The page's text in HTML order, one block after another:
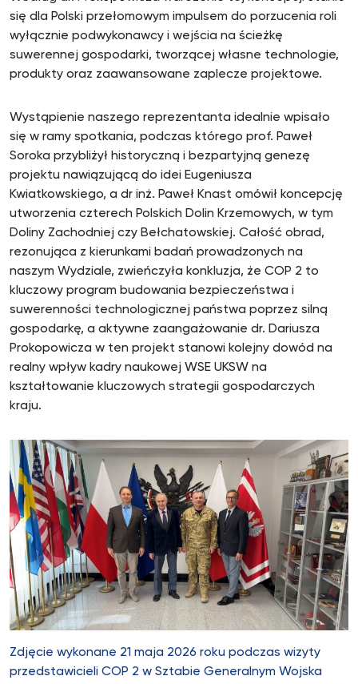
się dla Polski przełomowym impulsem do porzucenia roli
wyłącznie podwykonawcy i wejścia na ścieżkę
suwerennej gospodarki, tworzącej własne technologie,
produkty oraz zaawansowane zaplecze projektowe.
Wystąpienie naszego reprezentanta idealnie wpisało
się w ramy spotkania, podczas którego prof. Paweł
Soroka przybliżył historyczną i bezpartyjną genezę
projektu nawiązującą do idei Eugeniusza
Kwiatkowskiego, a dr inż. Paweł Knast omówił koncepcję
utworzenia czterech Polskich Dolin Krzemowych, w tym
Doliny Zachodniej czy Bełchatowskiej. Całość obrad,
rezonująca z kierunkami badań prowadzonych na
naszym Wydziale, zwieńczyła konkluzja, że COP 2 to
kluczowy program budowania bezpieczeństwa i
suwerenności technologicznej państwa poprzez silną
gospodarkę, a aktywne zaangażowanie dr. Dariusza
Prokopowicza w ten projekt stanowi kolejny dowód na
realny wpływ kadry naukowej WSE UKSW na
kształtowanie kluczowych strategii gospodarczych
kraju.
Zdjęcie wykonane 21 maja 2026 roku podczas wizyty
przedstawicieli COP 2 w Sztabie Generalnym Wojska